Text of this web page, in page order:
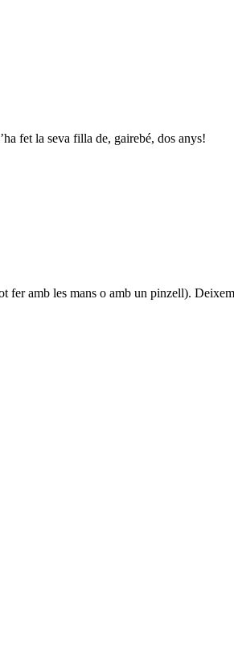
fet la seva filla de, gairebé, dos anys!
amb les mans o amb un pinzell).